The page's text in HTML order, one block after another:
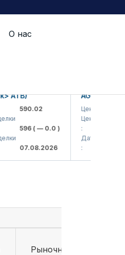
О нас
590.02
596( — 0.0 )
07.08.2026
AGBAP
Цена закрытия :
Цена последний
Дата последней
Рыночная